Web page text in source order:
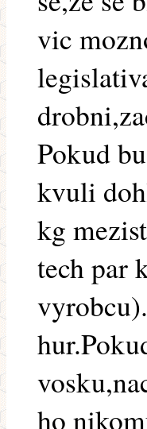
vic
Pokud
kvuli
kg
tech par
ho